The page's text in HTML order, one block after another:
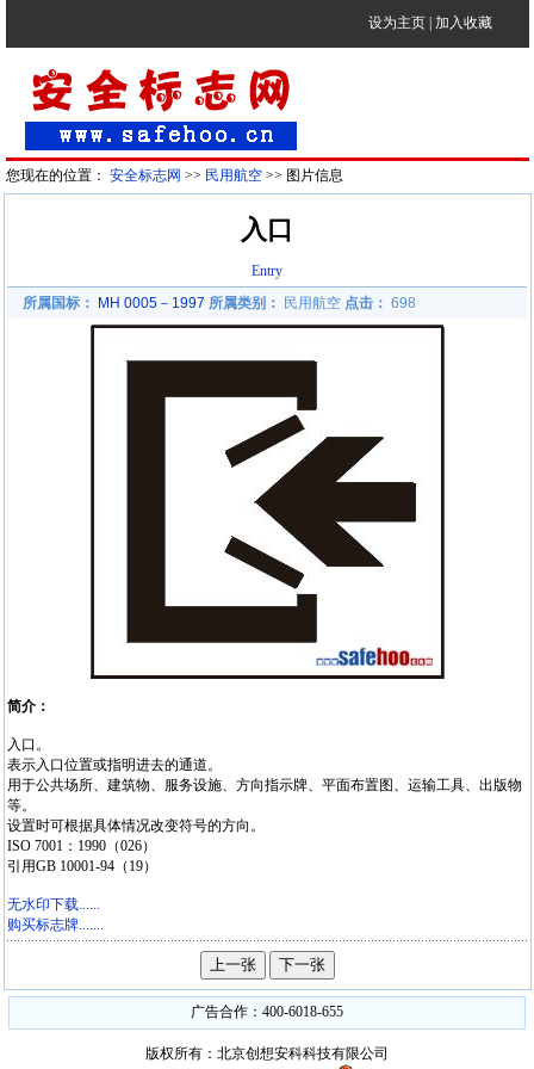
设为主页 加入收藏
您现在的位置： 安全标志网 >> 民用航空>> 图片信息
入口
Entry
所属国标：
MH 0005－1997 所属类别： 民用航空 点击： 698
简介：
入口。
表示入口位置或指明进去的通道。
用于公共场所、建筑物、服务设施、方向指示牌、平面布置图、运输工具、出版物
等。
设置时可根据具体情况改变符号的方向。
ISO 7001：1990（026）
引用GB 10001-94（19）
无水印下载......
购买标志牌.......
广告合作：400-6018-655
版权所有：北京创想安科科技有限公司